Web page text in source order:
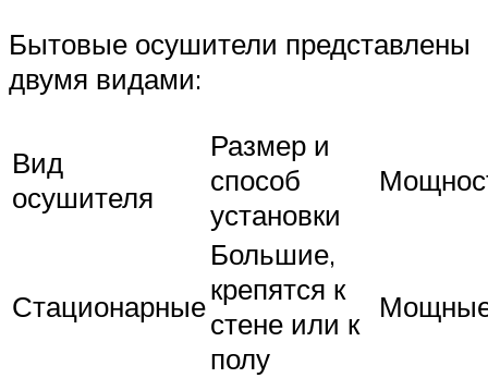
Бытовые осушители представлены
двумя видами:
Вид
осушителя
Размер и
способ
установки
Стационарные
Большие,
крепятся к
стене или к
полу